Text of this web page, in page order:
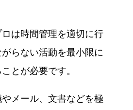
は時間管理を適切に行
らない活動を最小限に
とが必要です。
メール、文書などを極